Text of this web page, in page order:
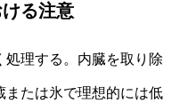
る注意
理する。内臓を取り除
または氷で理想的には低